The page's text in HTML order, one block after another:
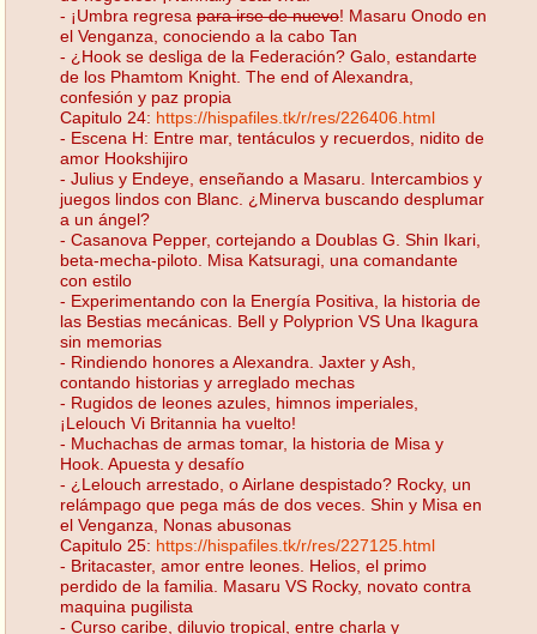
- ¡Umbra regresa para irse de nuevo! Masaru Onodo en
el Venganza, conociendo a la cabo Tan
- ¿Hook se desliga de la Federación? Galo, estandarte
de los Phamtom Knight. The end of Alexandra,
confesión y paz propia
Capitulo 24: https://hispafiles.tk/r/res/226406.html
- Escena H: Entre mar, tentáculos y recuerdos, nidito de
amor Hookshijiro
- Julius y Endeye, enseñando a Masaru. Intercambios y
juegos lindos con Blanc. ¿Minerva buscando desplumar
a un ángel?
- Casanova Pepper, cortejando a Doublas G. Shin Ikari,
beta-mecha-piloto. Misa Katsuragi, una comandante
con estilo
- Experimentando con la Energía Positiva, la historia de
las Bestias mecánicas. Bell y Polyprion VS Una Ikagura
sin memorias
- Rindiendo honores a Alexandra. Jaxter y Ash,
contando historias y arreglado mechas
- Rugidos de leones azules, himnos imperiales,
¡Lelouch Vi Britannia ha vuelto!
- Muchachas de armas tomar, la historia de Misa y
Hook. Apuesta y desafío
- ¿Lelouch arrestado, o Airlane despistado? Rocky, un
relámpago que pega más de dos veces. Shin y Misa en
el Venganza, Nonas abusonas
Capitulo 25: https://hispafiles.tk/r/res/227125.html
- Britacaster, amor entre leones. Helios, el primo
perdido de la familia. Masaru VS Rocky, novato contra
maquina pugilista
- Curso caribe, diluvio tropical, entre charla y